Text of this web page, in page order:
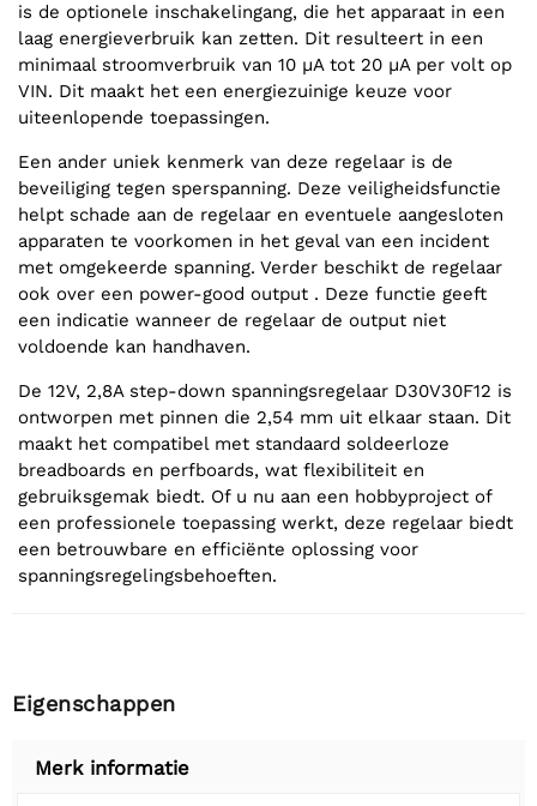
is de optionele inschakelingang, die het apparaat in een
laag energieverbruik kan zetten. Dit resulteert in een
minimaal stroomverbruik van 10 µA tot 20 µA per volt op
VIN. Dit maakt het een energiezuinige keuze voor
uiteenlopende toepassingen.
Een ander uniek kenmerk van deze regelaar is de
beveiliging tegen sperspanning. Deze veiligheidsfunctie
helpt schade aan de regelaar en eventuele aangesloten
apparaten te voorkomen in het geval van een incident
met omgekeerde spanning. Verder beschikt de regelaar
ook over een power-good output . Deze functie geeft
een indicatie wanneer de regelaar de output niet
voldoende kan handhaven.
De 12V, 2,8A step-down spanningsregelaar D30V30F12 is
ontworpen met pinnen die 2,54 mm uit elkaar staan. Dit
maakt het compatibel met standaard soldeerloze
breadboards en perfboards, wat flexibiliteit en
gebruiksgemak biedt. Of u nu aan een hobbyproject of
een professionele toepassing werkt, deze regelaar biedt
een betrouwbare en efficiënte oplossing voor
spanningsregelingsbehoeften.
Eigenschappen
Merk informatie